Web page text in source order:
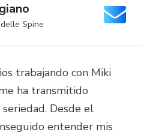
Spine
trabajando con Miki
ha transmitido
seriedad. Desde el
entender mis